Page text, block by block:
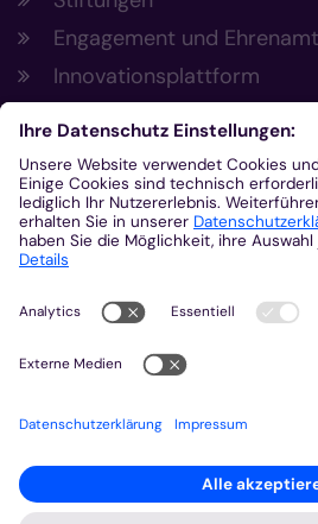
Engagement und Ehrenamt
Innovationsplattform
Aus der Plattform
Nachrichten
Veranstaltungen
Gottesdienste
Stellenangebote
Kirchenzeitung
Amtsblatt (Kirchlicher
Rechtsdatenbank
Meldestelle gemäß